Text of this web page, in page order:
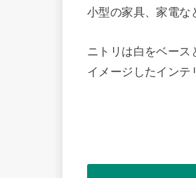
小型の家具、家電な
ニトリは白をベース
イメージしたインテ